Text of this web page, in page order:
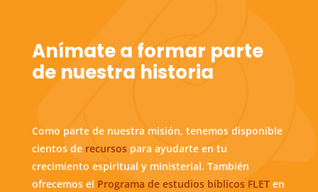
Anímate a formar parte
de nuestra historia
Como parte de nuestra misión, tenemos disponible
cientos de recursos para ayudarte en tu
crecimiento espiritual y ministerial. También
ofrecemos el Programa de estudios bíblicos FLET en